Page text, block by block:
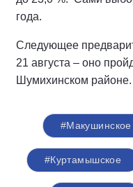
года.
Следующее
21 августа – оно
Шумихинском районе.
#Макушинское
#Куртамышское